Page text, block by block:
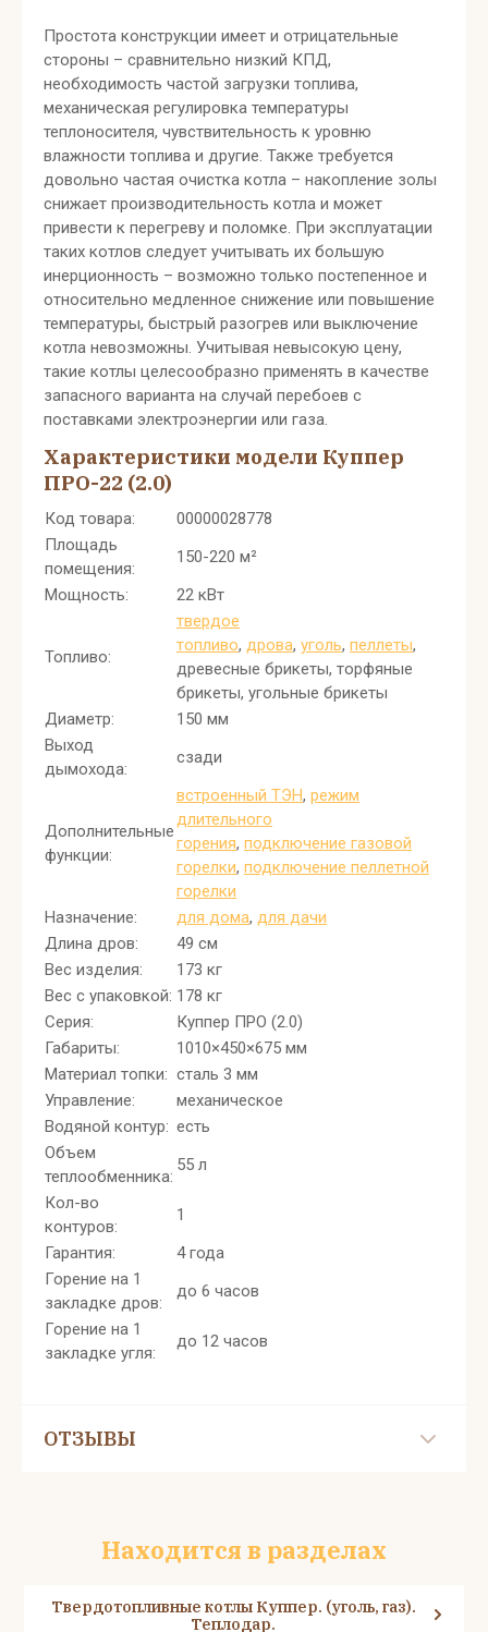
Простота конструкции имеет и отрицательные
стороны – сравнительно низкий КПД,
необходимость частой загрузки топлива,
механическая регулировка температуры
теплоносителя, чувствительность к уровню
влажности топлива и другие. Также требуется
довольно частая очистка котла – накопление золы
снижает производительность котла и может
привести к перегреву и поломке. При эксплуатации
таких котлов следует учитывать их большую
инерционность – возможно только постепенное и
относительно медленное снижение или повышение
температуры, быстрый разогрев или выключение
котла невозможны. Учитывая невысокую цену,
такие котлы целесообразно применять в качестве
запасного варианта на случай перебоев с
поставками электроэнергии или газа.
Характеристики модели Куппер
ПРО-22 (2.0)
Код товара:
00000028778
Площадь
помещения:
150-220 м²
Мощность:
22 кВт
Топливо:
твердое
топливо, дрова, уголь, пеллеты,
древесные брикеты, торфяные
брикеты, угольные брикеты
Диаметр:
150 мм
Выход
дымохода:
сзади
Дополнительные
функции:
встроенный ТЭН, режим
длительного
горения, подключение газовой
горелки, подключение пеллетной
горелки
Назначение:
для дома, для дачи
Длина дров:
49 см
Вес изделия:
173 кг
Вес с упаковкой: 178 кг
Серия:
Куппер ПРО (2.0)
Габариты:
1010×450×675 мм
Материал топки: сталь 3 мм
Управление:
механическое
Водяной контур: есть
Объем
теплообменника:
55 л
Кол-во
контуров:
1
Гарантия:
4 года
Горение на 1
закладке дров:
до 6 часов
Горение на 1
закладке угля:
до 12 часов
ОТЗЫВЫ
Находится в разделах
Твердотопливные котлы Куппер. (уголь, газ).
Теплодар.